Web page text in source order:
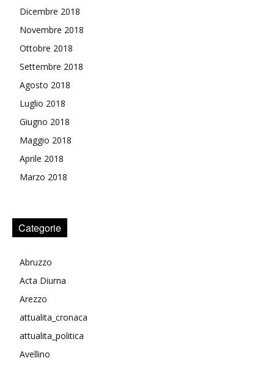
Dicembre 2018
Novembre 2018
Ottobre 2018
Settembre 2018
Agosto 2018
Luglio 2018
Giugno 2018
Maggio 2018
Aprile 2018
Marzo 2018
Categorie
Abruzzo
Acta Diurna
Arezzo
attualita_cronaca
attualita_politica
Avellino